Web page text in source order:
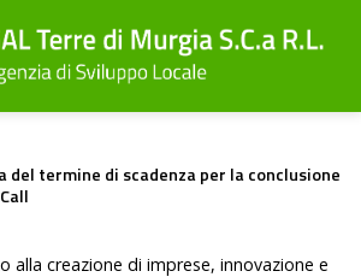
del termine di scadenza per la conclusione
alla creazione di imprese, innovazione e